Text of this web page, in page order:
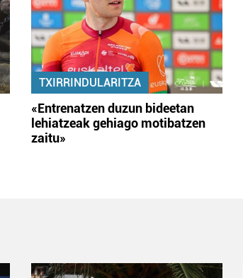
TXIRRINDULARITZA
«Entrenatzen duzun bideetan
lehiatzeak gehiago motibatzen
zaitu»